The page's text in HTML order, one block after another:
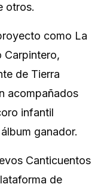
otros.
como La
Carpintero,
de Tierra
acompañados
infantil
ganador.
Canticuentos
de